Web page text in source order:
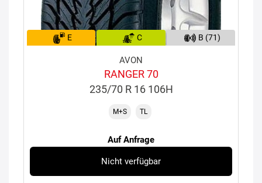
E C B (71)
AVON
RANGER 70
235/70 R 16 106H
M+S TL
Auf Anfrage
Nicht verfügbar